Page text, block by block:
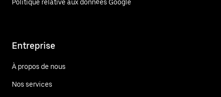
Politique relative aux données Google
Entreprise
À propos de nous
Nos services